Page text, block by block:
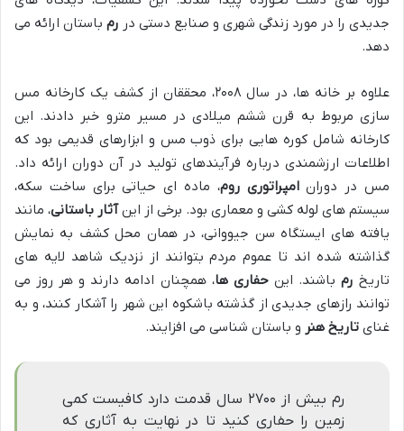
جدیدی را در مورد زندگی شهری و صنایع دستی در رم باستان ارائه می
دهد.
علاوه بر خانه ها، در سال ۲۰۰۸، محققان از کشف یک کارخانه مس
سازی مربوط به قرن ششم میلادی در مسیر مترو خبر دادند. این
کارخانه شامل کوره هایی برای ذوب مس و ابزارهای قدیمی بود که
اطلاعات ارزشمندی درباره فرآیندهای تولید در آن دوران ارائه داد.
مس در دورانامپراتوری روم، ماده ای حیاتی برای ساخت سکه،
سیستم های لوله کشی و معماری بود. برخی از اینآثار باستانی، مانند
یافته های ایستگاه سن جیووانی، در همان محل کشف به نمایش
گذاشته شده اند تا عموم مردم بتوانند از نزدیک شاهد لایه های
تاریخ رم باشند. اینحفاری ها، همچنان ادامه دارند و هر روز می
توانند رازهای جدیدی از گذشته باشکوه این شهر را آشکار کنند، و به
غنای تاریخ هنر و باستان شناسی می افزایند.
رم بیش از ۲۷۰۰ سال قدمت دارد کافیست کمی
زمین را حفاری کنید تا در نهایت به آثاری که